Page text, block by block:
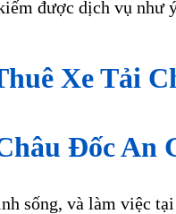
được dịch vụ như
Xe Tải
Đốc An
sống, và làm việc